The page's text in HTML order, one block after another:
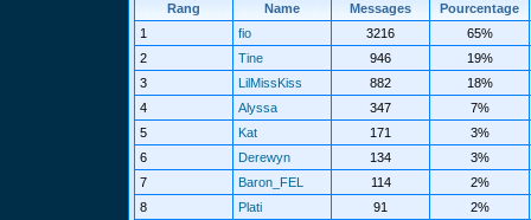
Rang Name Messages
Pourcentage
1
fio 3216
65%
2
Tine 946
19%
3
LilMissKiss 882
18%
4
Alyssa 347
7%
5
Kat 171
3%
6
Derewyn 134
3%
7
Baron_FEL 114
2%
8
Plati 91
2%